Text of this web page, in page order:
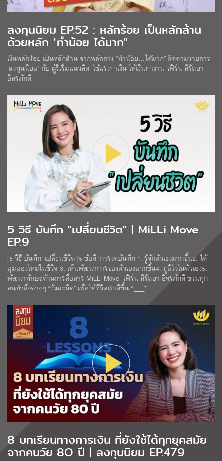
ลงทุนนิยม EP.52 : หลักร้อย เป็นหลักล้าน
ด้วยหลัก "ทำน้อย ได้มาก"
เงินหลักร้อย เป็นหลักล้าน จากหลักการ “ทำน้อย…ได้มาก” ติดตามรายการ
‘ลงทุนนิยม’ กับ ผู้ริเริ่มแนวคิด ‘ใช้แรงทำเงิน ให้เงินทำงาน’ เฟิร์น ศิรัถยา
อิศรภักดี
5 วิธี บันทึก "เปลี่ยนชีวิต" | MiLLi Move
EP.9
[5 วิธี บันทึก ‘เปลี่ยนชีวิต’]5 ข้อดี ‘การจดบันทึก’1. รู้จักตัวเองมากขึ้น2. ได้
มุมมองใหม่ในชีวิต 3. เห็นพัฒนาการของตัวเองมากขึ้น4. ภูมิใจในตัวเอง5.
พัฒนาทักษะด้านการสื่อสาร”MiLLi Move” เฟิร์น ศิรัถยา อิศรภักดี ชวนทุก
คนทำสิ่งต่างๆ “วันละนิด” เพื่อให้ชีวิตเราดีขึ้น ^___*
8 บทเรียนทางการเงิน ที่ยังใช้ได้ทุกยุคสมัย
จากคนวัย 8O ปี | ลงทุนนิยม EP.479